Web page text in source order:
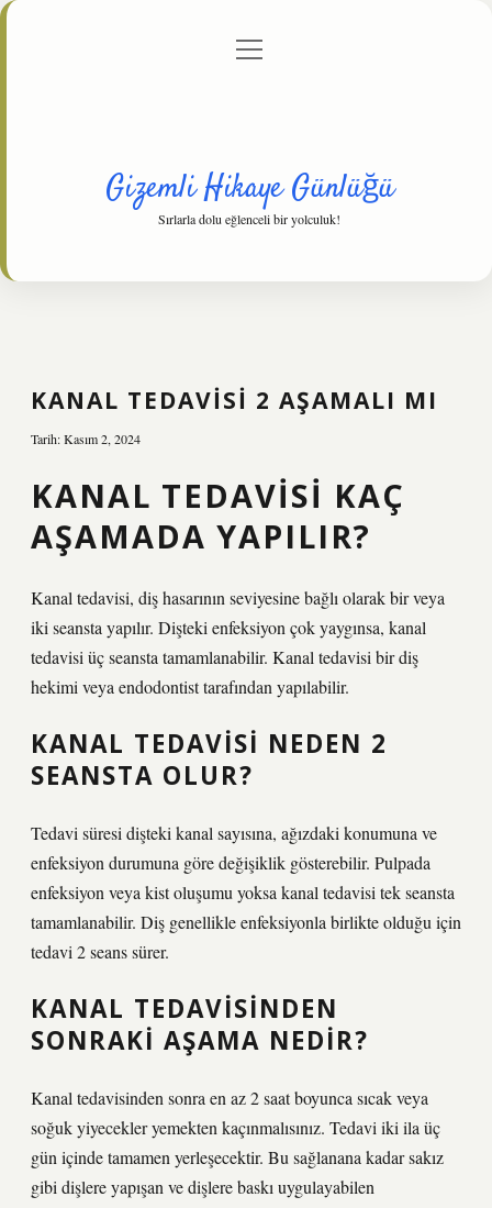
Gizlilik Politikası
menüyü
Gizemli Hikaye Günlüğü
Sırlarla dolu eğlenceli bir yolculuk!
KANAL TEDAVISI 2 AŞAMALI MI
Tarih: Kasım 2, 2024
KANAL TEDAVISI KAÇ
AŞAMADA YAPILIR?
Kanal tedavisi, diş hasarının seviyesine bağlı olarak bir veya
iki seansta yapılır. Dişteki enfeksiyon çok yaygınsa, kanal
tedavisi üç seansta tamamlanabilir. Kanal tedavisi bir diş
hekimi veya endodontist tarafından yapılabilir.
KANAL TEDAVISI NEDEN 2
SEANSTA OLUR?
Tedavi süresi dişteki kanal sayısına, ağızdaki konumuna ve
enfeksiyon durumuna göre değişiklik gösterebilir. Pulpada
enfeksiyon veya kist oluşumu yoksa kanal tedavisi tek seansta
tamamlanabilir. Diş genellikle enfeksiyonla birlikte olduğu için
tedavi 2 seans sürer.
KANAL TEDAVISINDEN
SONRAKI AŞAMA NEDIR?
Kanal tedavisinden sonra en az 2 saat boyunca sıcak veya
soğuk yiyecekler yemekten kaçınmalısınız. Tedavi iki ila üç
gün içinde tamamen yerleşecektir. Bu sağlanana kadar sakız
gibi dişlere yapışan ve dişlere baskı uygulayabilen